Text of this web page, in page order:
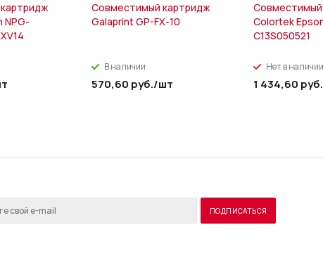
NPG-
Совместимый картридж
Galaprint GP-FX-10
В наличии
570,60 руб./шт
Colortek
C13S050521
Нет в наличии
1 434,60 руб.